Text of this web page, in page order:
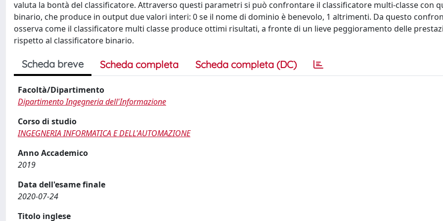
valuta la bontà del classificatore. Attraverso questi parametri si può confrontare il classificatore multi-classe con
binario, che produce in output due valori interi: 0 se il nome di dominio è benevolo, 1 altrimenti. Da questo
osserva come il classificatore multi classe produce ottimi risultati, a fronte di un lieve peggioramento delle
rispetto al classificatore binario.
Scheda breve Scheda completa Scheda completa (DC)
Facoltà/Dipartimento
Dipartimento Ingegneria dell'Informazione
Corso di studio
INGEGNERIA INFORMATICA E DELL'AUTOMAZIONE
Anno Accademico
2019
Data dell'esame finale
2020-07-24
Titolo inglese